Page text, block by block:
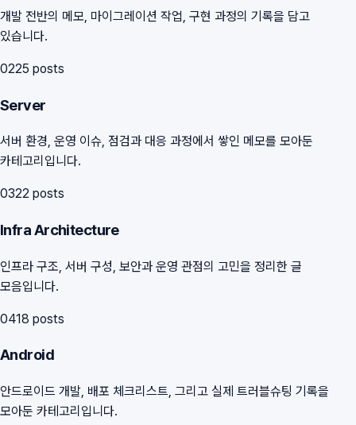
개발 전반의 메모, 마이그레이션 작업, 구현 과정의 기록을 담고
있습니다.
0225 posts
Server
서버 환경, 운영 이슈, 점검과 대응 과정에서 쌓인 메모를 모아둔
카테고리입니다.
0322 posts
Infra Architecture
인프라 구조, 서버 구성, 보안과 운영 관점의 고민을 정리한 글
모음입니다.
0418 posts
Android
안드로이드 개발, 배포 체크리스트, 그리고 실제 트러블슈팅 기록을
모아둔 카테고리입니다.